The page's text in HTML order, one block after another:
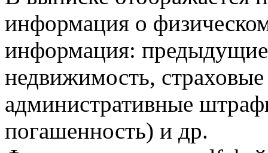
информация о
информация:
недвижимость,
административные
погашенность) и др.